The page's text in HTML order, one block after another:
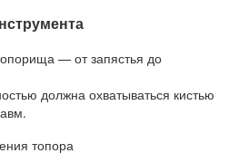
— от запястья до
должна охватываться кистью